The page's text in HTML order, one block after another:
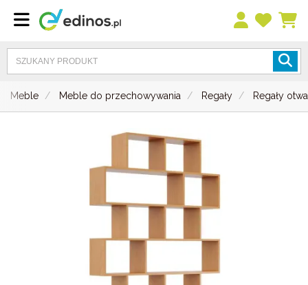
Meble Meble do przechowywania Regały Regały